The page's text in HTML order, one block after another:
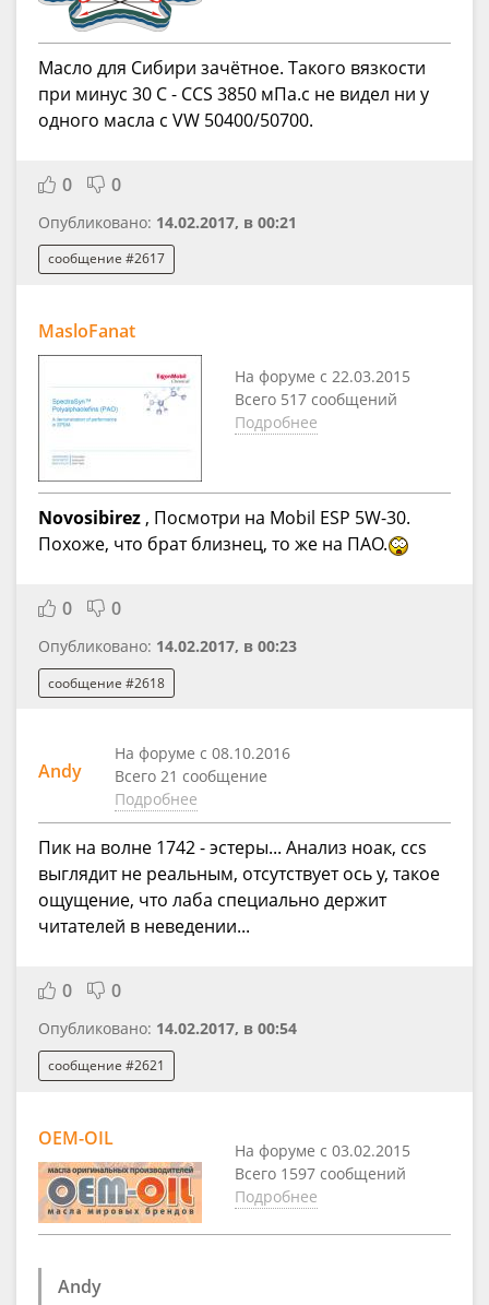
Масло для Сибири зачётное. Такого вязкости
при минус 30 С - CCS 3850 мПа.c не видел ни у
одного масла с VW 50400/50700.
0 0
Опубликовано: 14.02.2017, в 00:21
сообщение #2617
MasloFanat
На форуме с 22.03.2015
Всего 517 сообщений
Подробнее
Novosibirez , Посмотри на Mobil ESP 5W-30.
Похоже, что брат близнец, то же на ПАО.
0 0
Опубликовано: 14.02.2017, в 00:23
сообщение #2618
Andy
На форуме с 08.10.2016
Всего 21 сообщение
Подробнее
Пик на волне 1742 - эстеры... Анализ ноак, ccs
выглядит не реальным, отсутствует ось y, такое
ощущение, что лаба специально держит
читателей в неведении...
0 0
Опубликовано: 14.02.2017, в 00:54
сообщение #2621
OEM-OIL
На форуме с 03.02.2015
Всего 1597 сообщений
Подробнее
Andy